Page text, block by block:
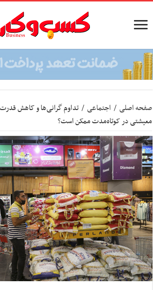
صفحه اصلی / اجتماعی / تداوم گرانی‌ها و کاهش
معیشتی در کوتاه‌مدت ممکن است؟